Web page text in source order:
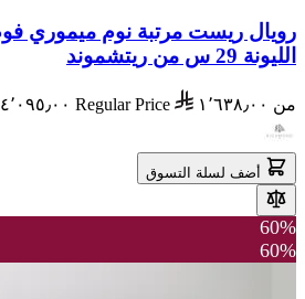
الليونة 29 س من ريتشموند
من ١٬٦٣٨٫٠٠ Regular Price ٤٬٠٩٥٫٠٠
أضف لسلة التسوق
60%
60%